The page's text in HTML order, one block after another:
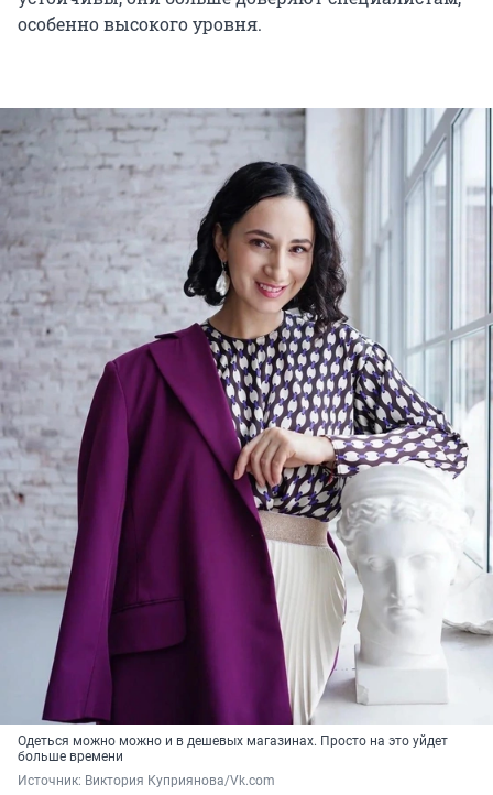
особенно высокого уровня.
Одеться можно можно и в дешевых магазинах. Просто на это уйдет
больше времени
Источник: Виктория Куприянова/Vk.com